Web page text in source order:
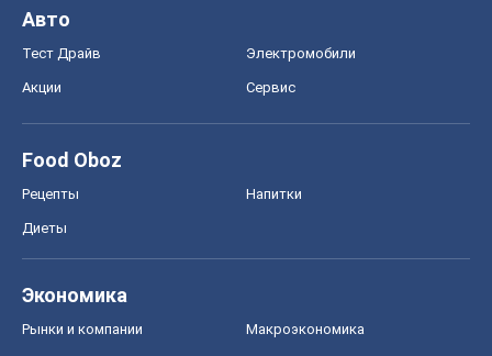
Авто
Тест Драйв Электромобили
Акции Сервис
Food Oboz
Рецепты Напитки
Диеты
Экономика
Рынки и компании Mакроэкономика